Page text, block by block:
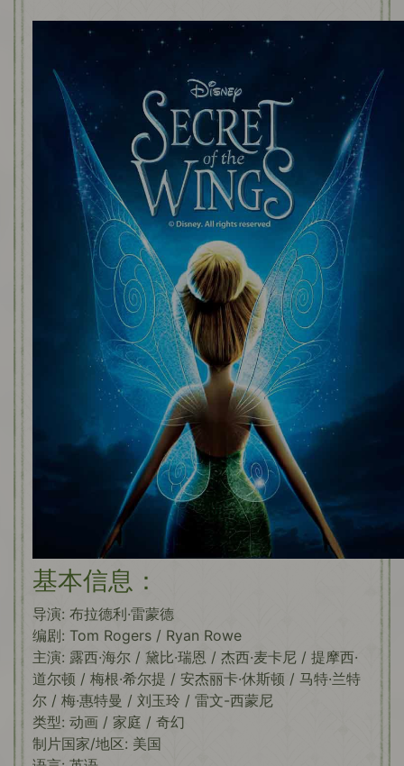
基本信息：
导演: 布拉德利·雷蒙德
编剧: Tom Rogers / Ryan Rowe
主演: 露西·海尔 / 黛比·瑞恩 / 杰西·麦卡尼 / 提摩西·
道尔顿 / 梅根·希尔提 / 安杰丽卡·休斯顿 / 马特·兰特
尔 / 梅·惠特曼 / 刘玉玲 / 雷文-西蒙尼
类型: 动画 / 家庭 / 奇幻
制片国家/地区: 美国